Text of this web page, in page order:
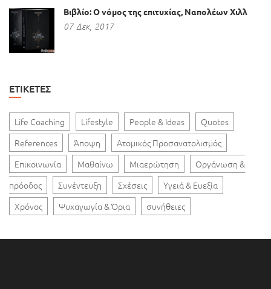
Βιβλίο: Ο νόμος της επιτυχίας, Ναπολέων Χιλλ
07 Δεκ, 2017
ΕΤΙΚΈΤΕΣ
Life Coaching Lifestyle People & Ideas
Quotes
References
Άποψη
Ατομικός Προσανατολισμός
Επικοινωνία
Μαθαίνω Μιαερώτηση
Οργάνωση &
πρόοδος
Συνέντευξη Σχέσεις
Υγειά & Ευεξία
Χρόνος
Ψυχαγωγία & Όρια συνήθειες